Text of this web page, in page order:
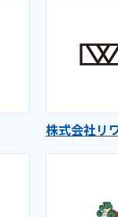
株式会社リ